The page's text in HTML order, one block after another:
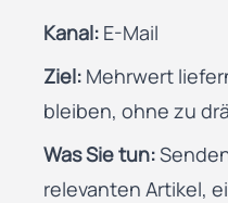
Kanal: E-Mail
Ziel: Mehrwert
bleiben, ohne zu
Was Sie tun:
relevanten Artikel,